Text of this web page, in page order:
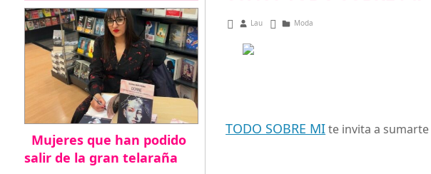
septiembre 23, 2013
Lau Moda
TODO SOBRE MIte invita a
Mujeres que han podido
salir de la gran telaraña